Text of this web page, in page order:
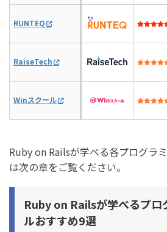
RUNTEQ
RaiseTech
Winスクール
Ruby on Railsが学べる各プログラ
は次の章をご覧ください。
Ruby on Railsが学べるプロ
ルおすすめ9選